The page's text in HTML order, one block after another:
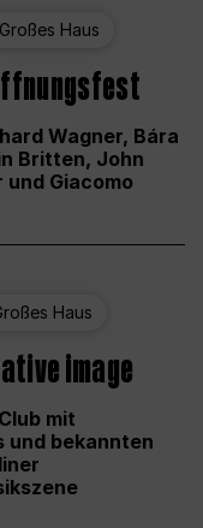
Großes Haus
Wagner, Bára
Britten, John
und Giacomo
Haus
image
mit
und bekannten